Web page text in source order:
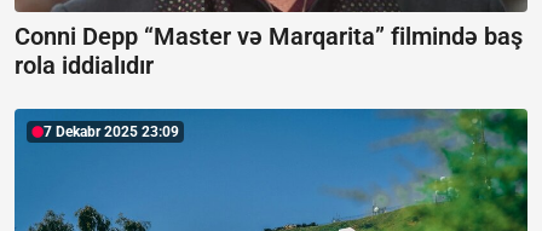
Conni Depp “Master və Marqarita” filmində baş
rola iddialıdır
7 Dekabr 2025 23:09